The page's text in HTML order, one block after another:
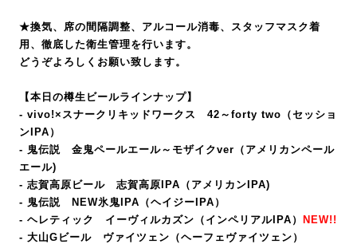
★換気、席の間隔調整、アルコール消毒、スタッフマスク着
用、徹底した衛生管理を行います。
どうぞよろしくお願い致します。
【本日の樽生ビールラインナップ】
- vivo!×スナークリキッドワークス 42～forty two（セッショ
ンIPA）
- 鬼伝説 金鬼ペールエール～モザイクver（アメリカンペール
エール)
- 志賀高原ビール 志賀高原IPA（アメリカンIPA)
- 鬼伝説 NEW氷鬼IPA（ヘイジーIPA）
- ヘレティック イーヴィルカズン（インペリアルIPA）
NEW!!
- 大山Gビール ヴァイツェン（ヘーフェヴァイツェン）